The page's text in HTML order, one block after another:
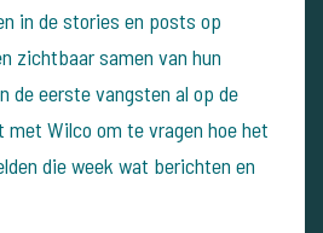
in de stories en posts op
zichtbaar samen van hun
de eerste vangsten al op de
Wilco om te vragen hoe het
die week wat berichten en